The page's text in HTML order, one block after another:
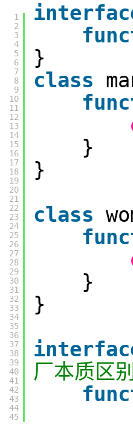
1
2
3
4
5
6
7
8
9
10
11
12
13
14
15
16
17
18
19
20
21
22
23
24
25
26
27
28
29
30
31
32
33
34
35
36
37
38
39
40
41
42
43
44
45
}
class
}
}
class
}
}
厂本质区